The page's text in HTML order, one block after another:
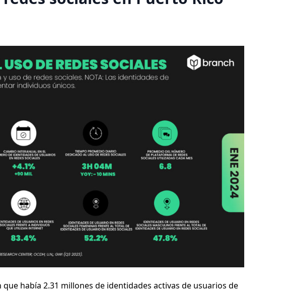
había 2.31 millones de identidades activas de usuarios de